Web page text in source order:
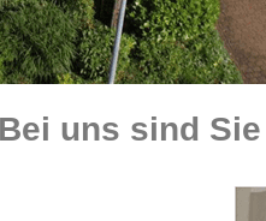
uns sind